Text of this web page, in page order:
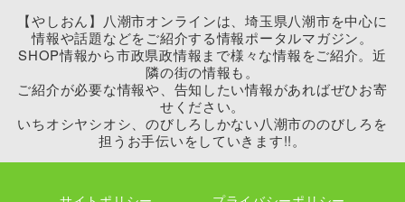
【やしおん】八潮市オンラインは、埼玉県八潮市を中心に
情報や話題などをご紹介する情報ポータルマガジン。
SHOP情報から市政県政情報まで様々な情報をご紹介。近
隣の街の情報も。
ご紹介が必要な情報や、告知したい情報があればぜひお寄
せください。
いちオシヤシオシ、のびしろしかない八潮市ののびしろを
担うお手伝いをしていきます!!。